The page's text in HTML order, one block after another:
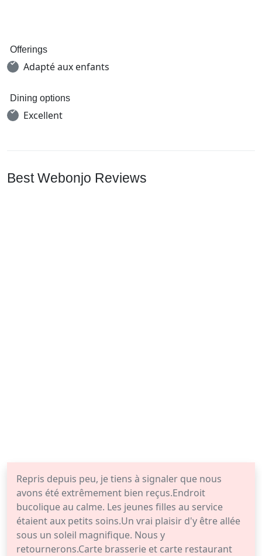
Offerings
Adapté aux enfants
Dining options
Excellent
Best Webonjo Reviews
Repris depuis peu, je tiens à signaler que nous
avons été extrêmement bien reçus.Endroit
bucolique au calme. Les jeunes filles au service
étaient aux petits soins.Un vrai plaisir d'y être allée
sous un soleil magnifique. Nous y
retournerons.Carte brasserie et carte restaurant